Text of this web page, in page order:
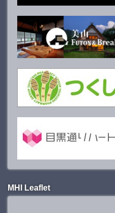
MHI Leaflet